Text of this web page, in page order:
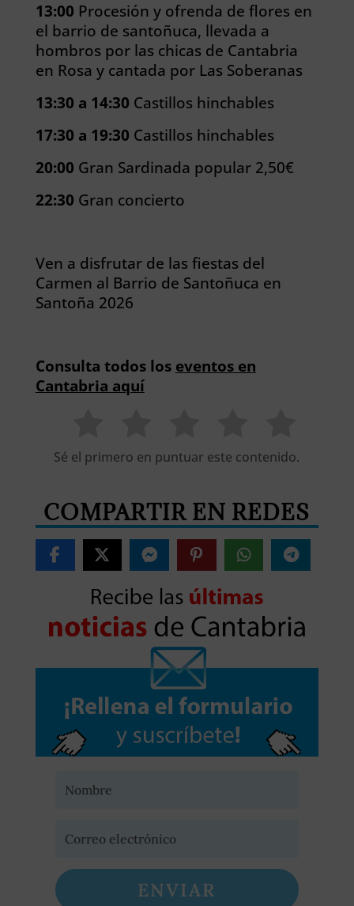
13:00 Procesión y ofrenda de flores en
el barrio de santoñuca, llevada a
hombros por las chicas de Cantabria
en Rosa y cantada por Las Soberanas
13:30 a 14:30 Castillos hinchables
17:30 a 19:30 Castillos hinchables
20:00 Gran Sardinada popular 2,50€
22:30 Gran concierto
Ven a disfrutar de las fiestas del
Carmen al Barrio de Santoñuca en
Santoña 2026
Consulta todos los eventos en
Cantabria aquí
Sé el primero en puntuar este contenido.
COMPARTIR EN REDES
ENVIAR